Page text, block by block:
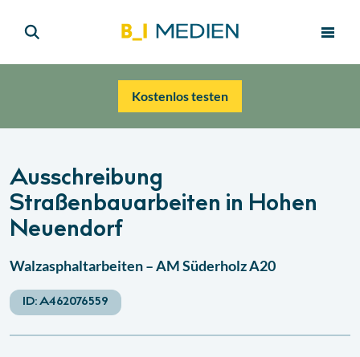
Kostenlos testen
Ausschreibung
Straßenbauarbeiten in Hohen
Neuendorf
Walzasphaltarbeiten – AM Süderholz A20
ID:A462076559